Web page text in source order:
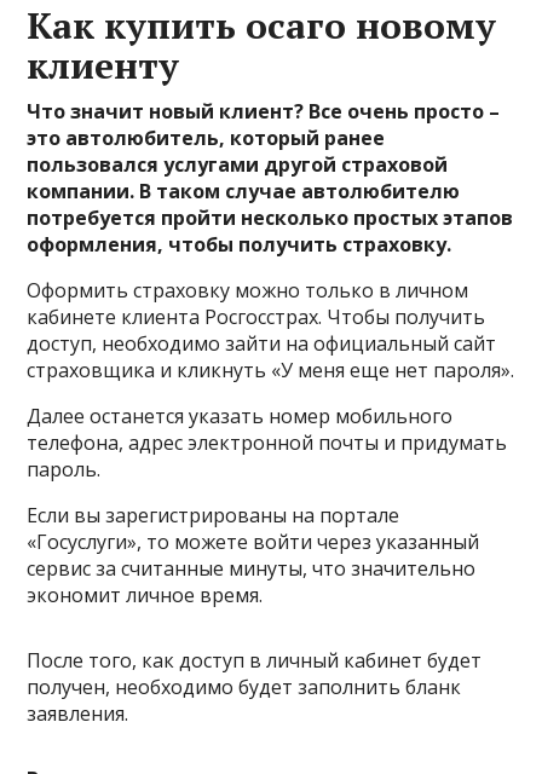
Как купить осаго новому
клиенту
Что значит новый клиент? Все очень просто –
это автолюбитель, который ранее
пользовался услугами другой страховой
компании. В таком случае автолюбителю
потребуется пройти несколько простых этапов
оформления, чтобы получить страховку.
Оформить страховку можно только в личном
кабинете клиента Росгосстрах. Чтобы получить
доступ, необходимо зайти на официальный сайт
страховщика и кликнуть «У меня еще нет пароля».
Далее останется указать номер мобильного
телефона, адрес электронной почты и придумать
пароль.
Если вы зарегистрированы на портале
«Госуслуги», то можете войти через указанный
сервис за считанные минуты, что значительно
экономит личное время.
После того, как доступ в личный кабинет будет
получен, необходимо будет заполнить бланк
заявления.